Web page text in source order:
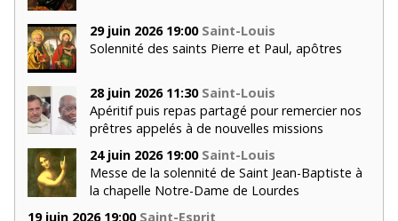
29 juin 2026 19:00 Saint-Louis
Solennité des saints Pierre et Paul, apôtres
28 juin 2026 11:30 Saint-Louis
Apéritif puis repas partagé pour remercier nos
prêtres appelés à de nouvelles missions
24 juin 2026 19:00 Saint-Louis
Messe de la solennité de Saint Jean-Baptiste à
la chapelle Notre-Dame de Lourdes
19 juin 2026 19:00 Saint-Esprit